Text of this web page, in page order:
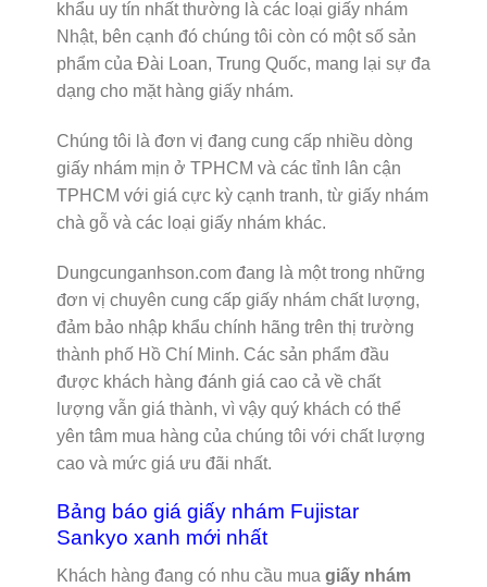
khẩu uy tín nhất thường là các loại giấy nhám
Nhật, bên cạnh đó chúng tôi còn có một số sản
phẩm của Đài Loan, Trung Quốc, mang lại sự đa
dạng cho mặt hàng giấy nhám.
Chúng tôi là đơn vị đang cung cấp nhiều dòng
giấy nhám mịn ở TPHCM và các tỉnh lân cận
TPHCM với giá cực kỳ cạnh tranh, từ giấy nhám
chà gỗ và các loại giấy nhám khác.
Dungcunganhson.com đang là một trong những
đơn vị chuyên cung cấp giấy nhám chất lượng,
đảm bảo nhập khẩu chính hãng trên thị trường
thành phố Hồ Chí Minh. Các sản phẩm đầu
được khách hàng đánh giá cao cả về chất
lượng vẫn giá thành, vì vậy quý khách có thể
yên tâm mua hàng của chúng tôi với chất lượng
cao và mức giá ưu đãi nhất.
Bảng báo giá giấy nhám Fujistar
Sankyo xanh mới nhất
Khách hàng đang có nhu cầu mua giấy nhám